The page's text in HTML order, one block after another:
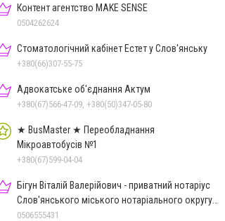
Контент агентство MAKE SENSE
0504262624
Стоматологічний кабінет Естет у Слов'янську
+380(66)307-55-75
Адвокатське об'єднання Актум
+380(67)566-47-09, +380(50)347-05-80
★ BusMaster ★ Переобладнання
Мікроавтобусів №1
+380(67)599-04-04
Бігун Віталій Валерійович - приватний нотаріус
Слов'янського міського нотаріального округу
Дон.обл.
0506555431